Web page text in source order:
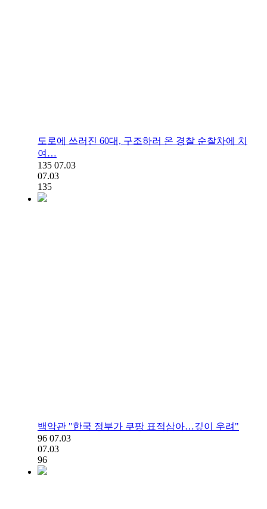
도로에 쓰러진 60대, 구조하러 온 경찰 순찰차에 치
여…
135 07.03
07.03
135
백악관 "한국 정부가 쿠팡 표적삼아…깊이 우려"
96 07.03
07.03
96